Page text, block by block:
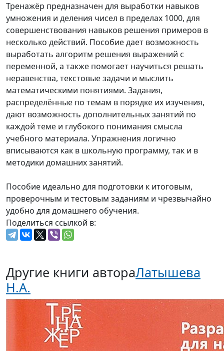
Тренажёр предназначен для выработки навыков
умножения и деления чисел в пределах 1000, для
совершенствования навыков решения примеров в
несколько действий. Пособие дает возможность
выработать алгоритм решения выражений с
переменной, а также помогает научиться решать
неравенства, текстовые задачи и мыслить
математическими понятиями. Задания,
распределённые по темам в порядке их изучения,
дают возможность дополнительных занятий по
каждой теме и глубокого понимания смысла
учебного материала. Упражнения логично
вписываются как в школьную программу, так и в
методики домашних занятий.
Пособие идеально для подготовки к итоговым,
проверочным и тестовым заданиям и чрезвычайно
удобно для домашнего обучения.
Поделиться ссылкой в:
Другие книги автораЛатышева
Н.А.